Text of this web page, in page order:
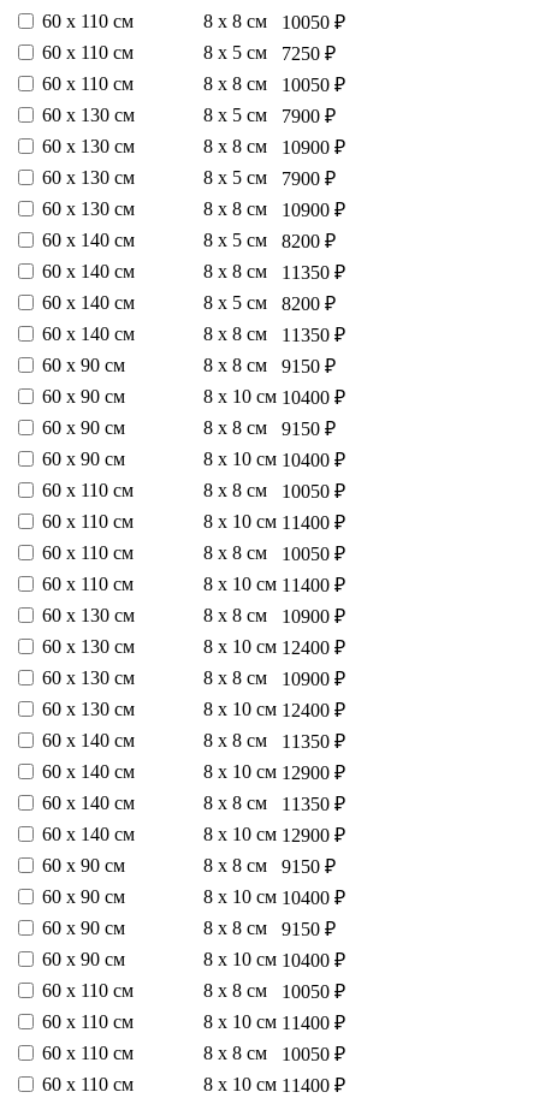
60 х 110 см
8 х 8 см
10050 ₽
60 х 110 см
8 х 5 см
7250 ₽
60 х 110 см
8 х 8 см
10050 ₽
60 х 130 см
8 х 5 см
7900 ₽
60 х 130 см
8 х 8 см
10900 ₽
60 х 130 см
8 х 5 см
7900 ₽
60 х 130 см
8 х 8 см
10900 ₽
60 х 140 см
8 х 5 см
8200 ₽
60 х 140 см
8 х 8 см
11350 ₽
60 х 140 см
8 х 5 см
8200 ₽
60 х 140 см
8 х 8 см
11350 ₽
60 х 90 см
8 х 8 см
9150 ₽
60 х 90 см
8 х 10 см 10400 ₽
60 х 90 см
8 х 8 см
9150 ₽
60 х 90 см
8 х 10 см 10400 ₽
60 х 110 см
8 х 8 см
10050 ₽
60 х 110 см
8 х 10 см 11400 ₽
60 х 110 см
8 х 8 см
10050 ₽
60 х 110 см
8 х 10 см 11400 ₽
60 х 130 см
8 х 8 см
10900 ₽
60 х 130 см
8 х 10 см 12400 ₽
60 х 130 см
8 х 8 см
10900 ₽
60 х 130 см
8 х 10 см 12400 ₽
60 х 140 см
8 х 8 см
11350 ₽
60 х 140 см
8 х 10 см 12900 ₽
60 х 140 см
8 х 8 см
11350 ₽
60 х 140 см
8 х 10 см 12900 ₽
60 х 90 см
8 х 8 см
9150 ₽
60 х 90 см
8 х 10 см 10400 ₽
60 х 90 см
8 х 8 см
9150 ₽
60 х 90 см
8 х 10 см 10400 ₽
60 х 110 см
8 х 8 см
10050 ₽
60 х 110 см
8 х 10 см 11400 ₽
60 х 110 см
8 х 8 см
10050 ₽
60 х 110 см
8 х 10 см 11400 ₽